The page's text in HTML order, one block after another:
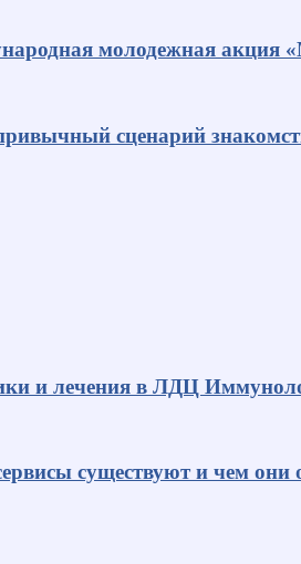
молодежная акция
сценарий
и лечения в ЛДЦ
существуют и чем они